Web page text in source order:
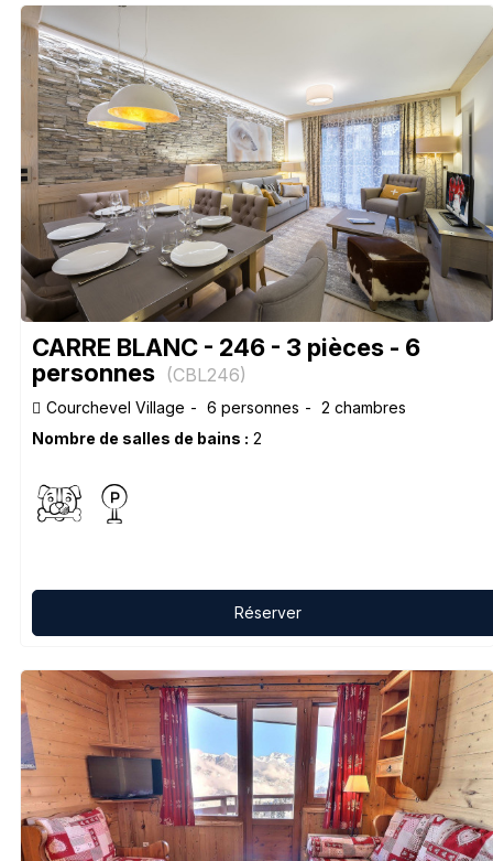
CARRE BLANC - 246 - 3 pièces - 6
personnes (CBL246)
Courchevel Village 6 personnes
2 chambres
Nombre de salles de bains : 2
Réserver